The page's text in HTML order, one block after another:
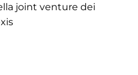
joint venture dei